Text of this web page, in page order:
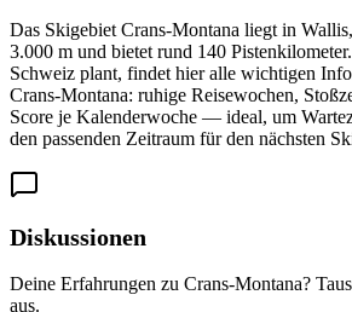
Das Skigebiet Crans-Montana liegt in
3.000 m und bietet rund 140
Schweiz plant, findet hier alle wichtigen
Crans-Montana: ruhige Reisewochen,
Score je Kalenderwoche — ideal, um
den passenden Zeitraum für den nächsten
Diskussionen
Deine Erfahrungen zu Crans-Montana?
aus.